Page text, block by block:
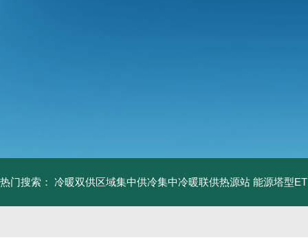
热门搜索： 冷暖双供区域集中供冷集中冷暖联供热源站 能源塔型